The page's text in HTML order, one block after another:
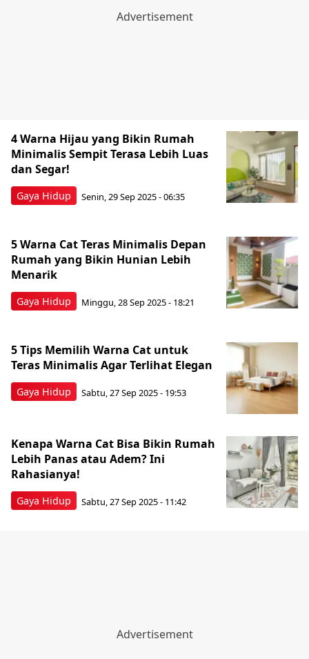
Gaya Hidup
4 Warna Hijau yang Bikin Rumah
Minimalis Sempit Terasa Lebih Luas
dan Segar!
Senin, 29 Sep 2025 - 06:35
Gaya Hidup
5 Warna Cat Teras Minimalis Depan
Rumah yang Bikin Hunian Lebih
Menarik
Minggu, 28 Sep 2025 - 18:21
Gaya Hidup
5 Tips Memilih Warna Cat untuk
Teras Minimalis Agar Terlihat Elegan
Sabtu, 27 Sep 2025 - 19:53
Gaya Hidup
Kenapa Warna Cat Bisa Bikin Rumah
Lebih Panas atau Adem? Ini
Rahasianya!
Sabtu, 27 Sep 2025 - 11:42